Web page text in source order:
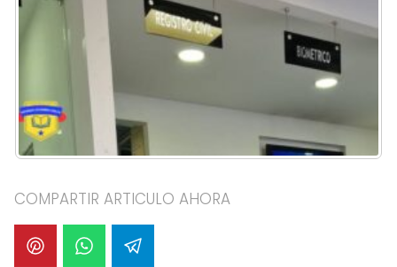
COMPARTIR ARTICULO AHORA